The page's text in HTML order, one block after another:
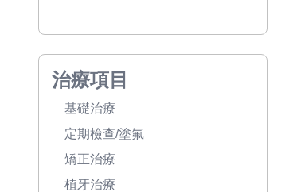
治療項目
基礎治療
定期檢查/塗氟
矯正治療
植牙治療